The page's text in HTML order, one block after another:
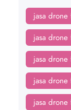
jasa drone
jasa
jasa
jasa
jasa